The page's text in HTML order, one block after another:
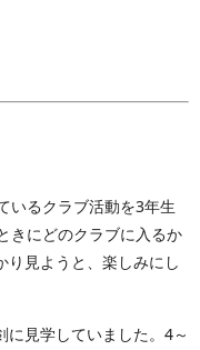
いるクラブ活動を3年生
きにどのクラブに入るか
り見ようと、楽しみにし
見学していました。4～